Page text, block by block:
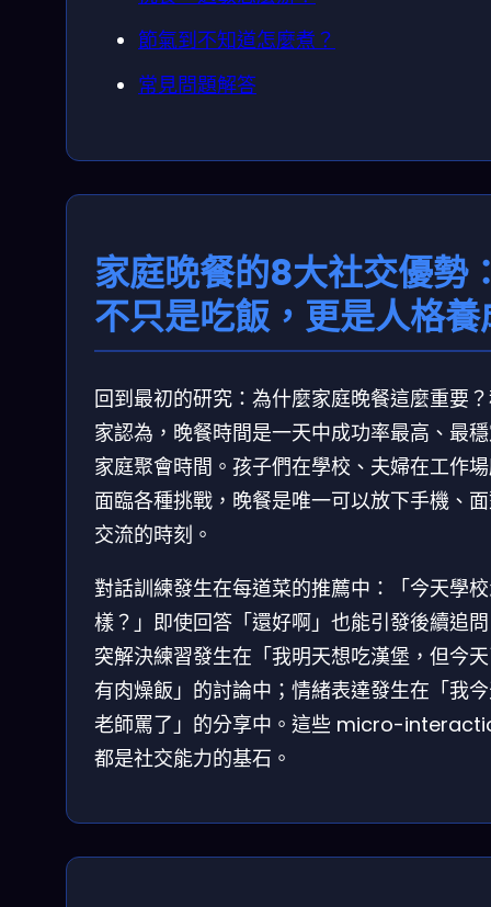
節氣到不知道怎麼煮？
常見問題解答
家庭晚餐的8大社交優勢
不只是吃飯，更是人格養
回到最初的研究：為什麼家庭晚餐這麼重要
家認為，晚餐時間是一天中成功率最高、最
家庭聚會時間。孩子們在學校、夫婦在工作
面臨各種挑戰，晚餐是唯一可以放下手機、
交流的時刻。
對話訓練發生在每道菜的推薦中：「今天學
樣？」即使回答「還好啊」也能引發後續追
突解決練習發生在「我明天想吃漢堡，但今
有肉燥飯」的討論中；情緒表達發生在「我
老師罵了」的分享中。這些 micro-
都是社交能力的基石。